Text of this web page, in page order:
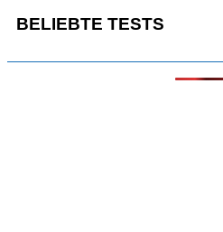
BELIEBTE TESTS